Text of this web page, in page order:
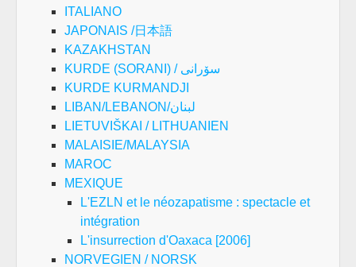
ITALIANO
JAPONAIS /日本語
KAZAKHSTAN
KURDE (SORANI) / سۆرانی
KURDE KURMANDJI
LIBAN/LEBANON/لبنان
LIETUVIŠKAI / LITHUANIEN
MALAISIE/MALAYSIA
MAROC
MEXIQUE
L'EZLN et le néozapatisme : spectacle et
intégration
L'insurrection d'Oaxaca [2006]
NORVEGIEN / NORSK